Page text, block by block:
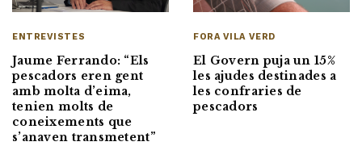
ENTREVISTES
Jaume Ferrando: “Els
pescadors eren gent
amb molta d’eima,
tenien molts de
coneixements que
s’anaven transmetent”
FORA VILA VERD
El Govern puja un 15%
les ajudes destinades a
les confraries de
pescadors